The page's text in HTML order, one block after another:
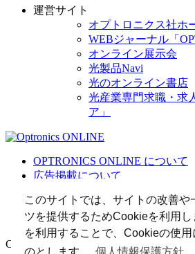
このサイトでは、サイトの改善や
ツを提供するためCookieを利用し
を利用することで、Cookieの使用
運営サイト
オプトロニクス社ホ
WEBジャーナル「
オンライン展示会
光製品Navi
光のオンライン書店
光産業専門求職・求
ア」
OPTRONICS ONLINE について
広告掲載について
個人情報
光関連リンク集
Copyright (C) 2025 The Optronics Co.,